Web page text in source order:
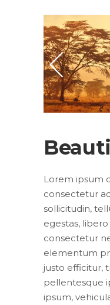
Lorem ipsum
consectetur
sollicitudin,
egestas,
consectetur
elementum
justo efficitur,
pellentesque
ipsum,